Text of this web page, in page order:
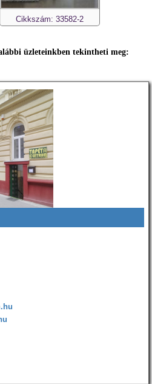
Cikkszám: 33582-2
üzleteinkben tekintheti meg: